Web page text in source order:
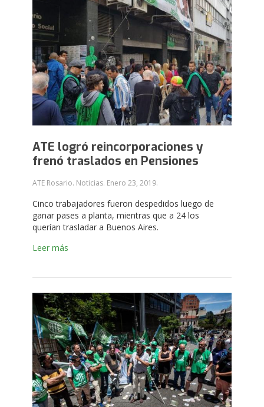
ATE logró reincorporaciones y
frenó traslados en Pensiones
ATE Rosario. Noticias. Enero 23, 2019.
Cinco trabajadores fueron despedidos luego de
ganar pases a planta, mientras que a 24 los
querían trasladar a Buenos Aires.
Leer más